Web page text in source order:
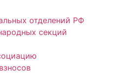
отделений РФ
секций